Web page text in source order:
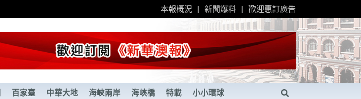
本報概況 新聞爆料 歡迎惠訂廣告
百家臺 中華大地 海峽兩岸 海峽橋 特載 小小環球